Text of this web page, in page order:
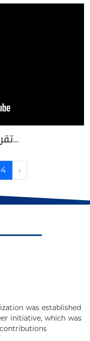
تقرير زيارة مشروع مدرسة عجنت ا...
4 ›
was established
initiative, which was